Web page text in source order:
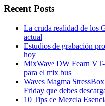
Recent Posts
La cruda realidad de los
actual
Estudios de grabación
hoy
MixWave DW Fearn
para el mix bus
Waves Magma
Friday que debes
10 Tips de Mezcla